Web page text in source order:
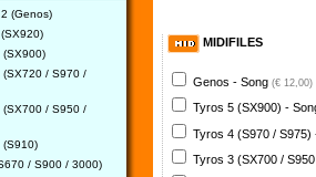
(Genos)
(SX900)
(SX720 / S970 /
(SX700 / S950 /
(S910)
/ S900 / 3000)
MIDIFILES
Genos - Song (€ 12,00)
Tyros 5 (SX900) -
Tyros 4 (S970 /
Tyros 3 (SX700 /